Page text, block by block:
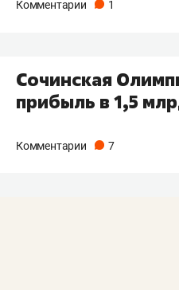
Комментарии 1
Сочинская
прибыль в 1,5
Комментарии 7